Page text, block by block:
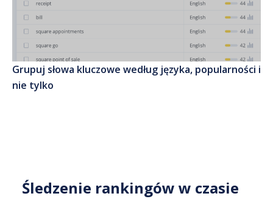
Grupuj słowa kluczowe według języka, popularności i
nie tylko
Śledzenie rankingów w czasie